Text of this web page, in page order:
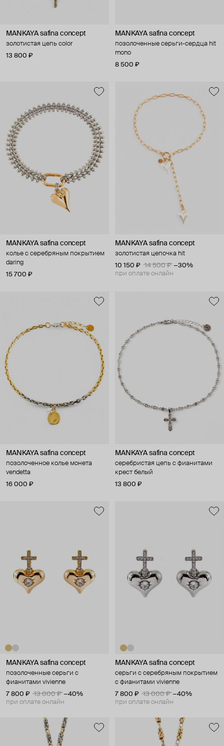
MANKAYA safina concept
золотистая цепь color
13 800 ₽
MANKAYA safina concept
позолоченные серьги-сердца hit
mono
8 500 ₽
MANKAYA safina concept
колье с серебряным покрытием
daring
15 700 ₽
MANKAYA safina concept
золотистая цепочка hit
10 150 ₽
14 500 ₽ −30%
при оплате онлайн
MANKAYA safina concept
позолоченное колье монета
vendetta
16 000 ₽
MANKAYA safina concept
серебристая цепь с фианитами
крест белый
13 800 ₽
MANKAYA safina concept
позолоченные серьги с
фианитами vivienne
7 800 ₽
13 000 ₽ −40%
при оплате онлайн
MANKAYA safina concept
серьги с серебряным покрытием
с фианитами vivienne
7 800 ₽
13 000 ₽ −40%
при оплате онлайн